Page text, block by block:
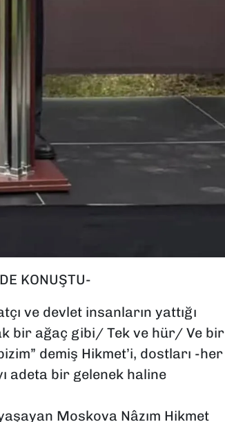
KONUŞTU-
ve devlet insanların yattığı
bir ağaç gibi/ Tek ve hür/ Ve bir
demiş Hikmet’i, dostları -her
adeta bir gelenek haline
Moskova Nâzım Hikmet